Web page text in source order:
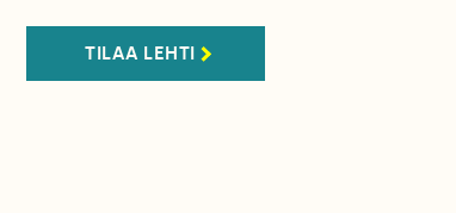
TILAA LEHTI